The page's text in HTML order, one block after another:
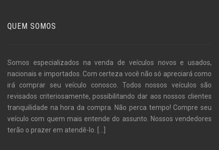
QUEM SOMOS
Somos especializados na venda de veículos novos e usados,
nacionais e importados. Com certeza você não só apreciará como
irá comprar seu veículo conosco. Todos nossos veículos são
revisados criteriosamente, possibilitando dar aos nossos clientes
tranquilidade na hora da compra. Não perca tempo! Compre seu
veículo com quem mais entende do assunto. Nossos vendedores
terão o prazer em atendê-lo.